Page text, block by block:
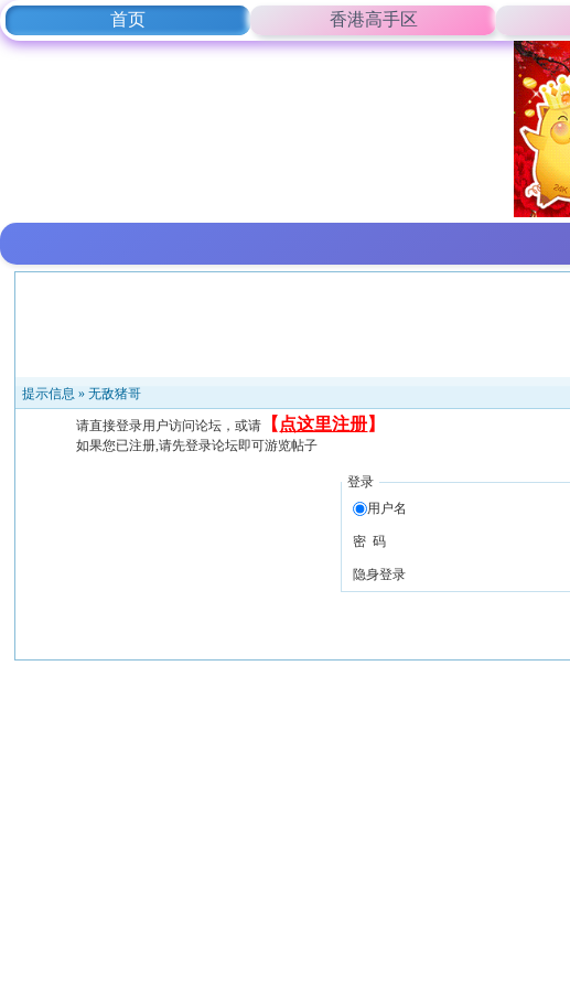
首页 香港高手区
提示信息 »无敌猪哥
请直接登录用户访问论坛，或请 【 点这里注册】
如果您已注册,请先登录论坛即可游览帖子
登录
用户名
密 码
隐身登录